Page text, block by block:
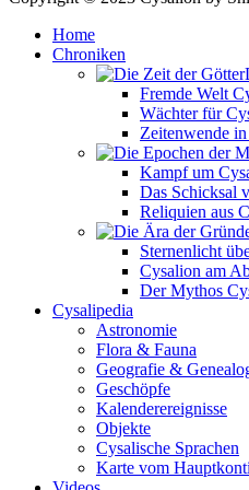
Home
Chroniken
Fremde Welt
Wächter für
Zeitenwende
Kampf um
Das Schicksal
Reliquien aus
Sternenlicht
Cysalion am
Der Mythos
Cysalipedia
Astronomie
Flora & Fauna
Geografie &
Geschöpfe
Kalenderereignisse
Objekte
Cysalische Sprachen
Karte vom